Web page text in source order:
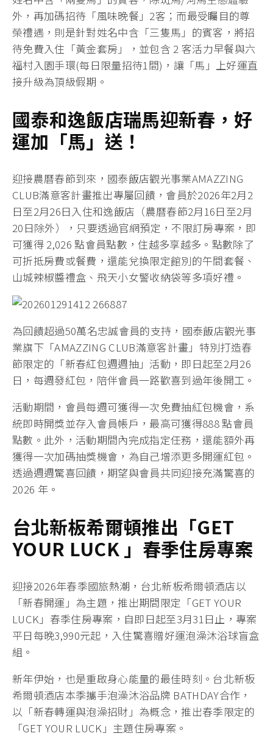
外，再加碼招待「風味晚餐」2客；而最受矚目的尊
榮禮遇，則是針對姓名中含「三隻馬」的賓客，將招
待免費入住「黃金套房」，並包含 2 客活力早餐與六
福村入園手環(每日限量招待1間)，讓「馬」上好運直
接升級為頂級假期。
國泰和逸飯店瑞馬迎新春，好
運加「馬」送！
迎接農曆春節到來，國泰飯店觀光事業AMAZZING
CLUB滿意客計畫推出專屬回饋，會員於2026年2月2
日至2月26日入住和逸飯店（農曆春節2月16日至2月
20日除外），只要透過官網預定，不限訂房專案，即
可獲得 2,026 點會員點數，住越多享越多。點數除了
可折抵房費或餐費，還能兌換限定館別的午間套餐、
山城辣椒醬禮盒、飛天小女警收納袋等多項好禮。
為回饋超過50萬名忠誠會員的支持，國泰飯店觀光事
業旗下「AMAZZING CLUB滿意客計畫」特別打造春
節限定的「新春紅包週週抽」活動，即日起至2月26
日，每週發紅包，陪伴會員一路歡喜到過年後開工。
活動期間，會員每週可獲得一次免費抽紅包機會，系
統即時開獎並存入會員帳戶，最高可獲得888 點會員
點數。此外，活動期間內完成指定任務，還能額外再
獲得一次加碼抽獎機會，為自己增添更多開運紅包。
透過週週驚喜回饋，期望與會員共同迎接充滿驚喜的
2026 年。
台北新板希爾頓推出「GET
YOUR LUCK」春季住房專案
迎接2026年春季國旅熱潮，台北新板希爾頓酒店以
「新春開運」為主題，推出期間限定「GET YOUR
LUCK」春季住房專案，自即日起至3月31日止，專案
平日每晚3,990元起，入住驚喜贈好運泡澡沐浴球盲盒
組。
新年伊始，也是重啟身心能量的最佳時刻。台北新板
希爾頓酒店本季攜手泡澡沐浴品牌 BATHDAY合作，
以「新春轉運與泡澡招財」為概念，推出春季限定的
「GET YOUR LUCK」主題住房專案。